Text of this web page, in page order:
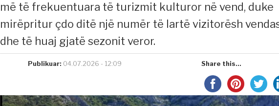
më të frekuentuara të turizmit kulturor në vend, duke
mirëpritur çdo ditë një numër të lartë vizitorësh
dhe të huaj gjatë sezonit veror.
Publikuar: 04.07.2026 - 12:09 Share this...